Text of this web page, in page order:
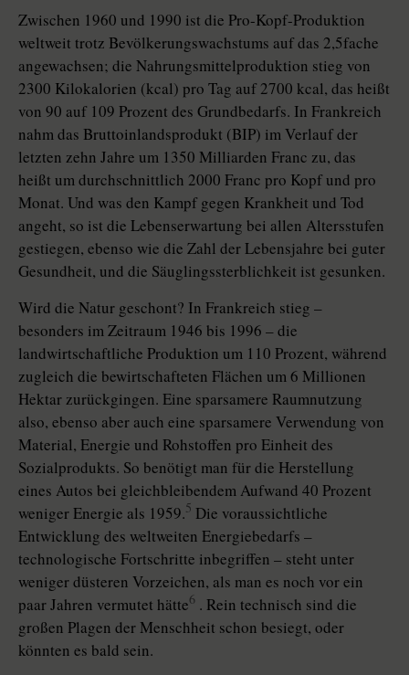
Zwischen 1960 und 1990 ist die Pro-Kopf-Produktion
weltweit trotz Bevölkerungswachstums auf das 2,5fache
angewachsen; die Nahrungsmittelproduktion stieg von
2300 Kilokalorien (kcal) pro Tag auf 2700 kcal, das heißt
von 90 auf 109 Prozent des Grundbedarfs. In Frankreich
nahm das Bruttoinlandsprodukt (BIP) im Verlauf der
letzten zehn Jahre um 1350 Milliarden Franc zu, das
heißt um durchschnittlich 2000 Franc pro Kopf und pro
Monat. Und was den Kampf gegen Krankheit und Tod
angeht, so ist die Lebenserwartung bei allen Altersstufen
gestiegen, ebenso wie die Zahl der Lebensjahre bei guter
Gesundheit, und die Säuglingssterblichkeit ist gesunken.
Wird die Natur geschont? In Frankreich stieg –
besonders im Zeitraum 1946 bis 1996 – die
landwirtschaftliche Produktion um 110 Prozent, während
zugleich die bewirtschafteten Flächen um 6 Millionen
Hektar zurückgingen. Eine sparsamere Raumnutzung
also, ebenso aber auch eine sparsamere Verwendung von
Material, Energie und Rohstoffen pro Einheit des
Sozialprodukts. So benötigt man für die Herstellung
eines Autos bei gleichbleibendem Aufwand 40 Prozent
weniger Energie als 1959.5 Die voraussichtliche
Entwicklung des weltweiten Energiebedarfs –
technologische Fortschritte inbegriffen – steht unter
weniger düsteren Vorzeichen, als man es noch vor ein
paar Jahren vermutet hätte6 . Rein technisch sind die
großen Plagen der Menschheit schon besiegt, oder
könnten es bald sein.